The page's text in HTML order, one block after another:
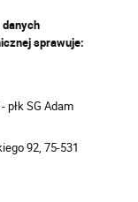
sprawuje:
płk SG Adam
92, 75-531